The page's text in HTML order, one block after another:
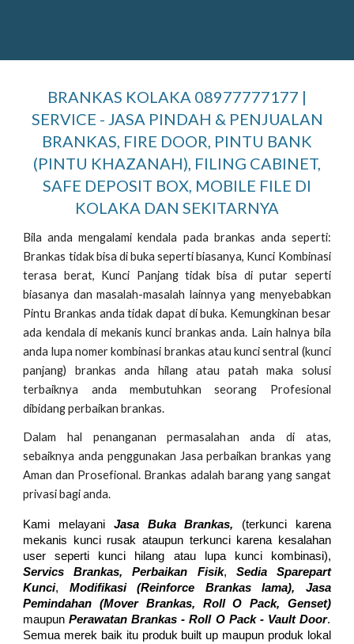
BRANKAS KOLAKA 08977777177 |
SERVICE - JASA PINDAH & PENJUALAN
BRANKAS, FIRE DOOR, PINTU BANK
(PINTU KHAZANAH), FILING CABINET,
SAFE DEPOSIT BOX, MOBILE FILE DI
KOLAKA DAN SEKITARNYA
Bila anda mengalami kendala pada brankas anda seperti:
Brankas tidak bisa di buka seperti biasanya, Kunci Kombinasi
terasa berat, Kunci Panjang tidak bisa di putar seperti
biasanya dan masalah-masalah lainnya yang menyebabkan
Pintu Brankas anda tidak dapat di buka. Kemungkinan besar
ada kendala di mekanis kunci brankas anda. Lain halnya bila
anda lupa nomer kombinasi brankas atau kunci sentral (kunci
panjang) brankas anda hilang atau patah maka solusi
terbaiknya anda membutuhkan seorang Profesional
dibidang perbaikan brankas.
Dalam hal penanganan permasalahan anda di atas,
sebaiknya anda penggunakan Jasa perbaikan brankas yang
Aman dan Prosefional. Brankas adalah barang yang sangat
privasi bagi anda.
Kami melayani Jasa Buka Brankas, (terkunci karena
mekanis kunci rusak ataupun terkunci karena kesalahan
user seperti kunci hilang atau lupa kunci kombinasi),
Servics Brankas, Perbaikan Fisik, Sedia Sparepart
Kunci, Modifikasi (Reinforce Brankas lama), Jasa
Pemindahan (Mover
Brankas, Roll O Pack, Genset)
maupunPerawatan Brankas - Roll O Pack - Vault Door.
Semua merek baik itu produk built up maupun produk lokal